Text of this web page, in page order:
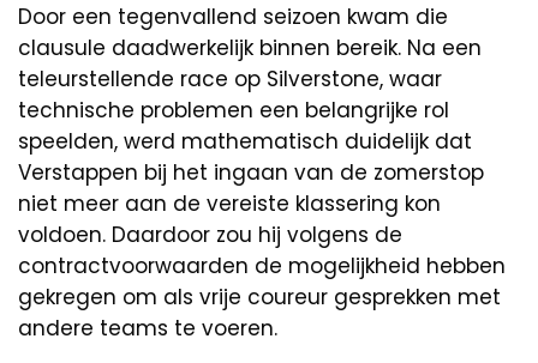
Door een tegenvallend seizoen kwam die
clausule daadwerkelijk binnen bereik. Na een
teleurstellende race op Silverstone, waar
technische problemen een belangrijke rol
speelden, werd mathematisch duidelijk dat
Verstappen bij het ingaan van de zomerstop
niet meer aan de vereiste klassering kon
voldoen. Daardoor zou hij volgens de
contractvoorwaarden de mogelijkheid hebben
gekregen om als vrije coureur gesprekken met
andere teams te voeren.